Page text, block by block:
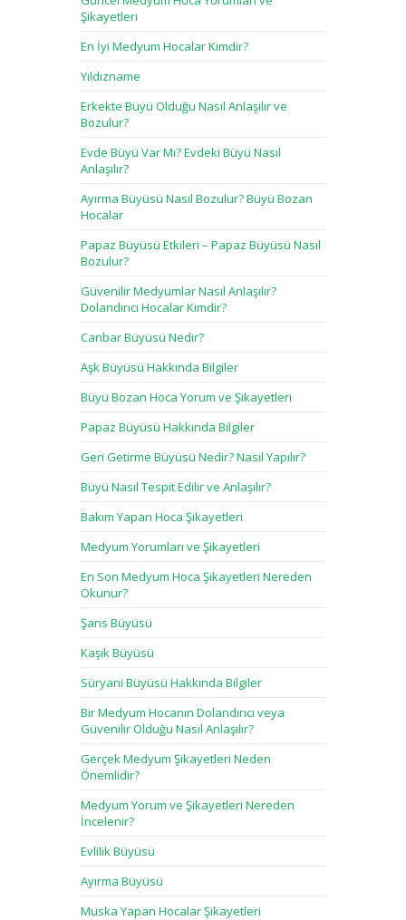
Şikayetleri
En İyi Medyum Hocalar Kimdir?
Yıldızname
Erkekte Büyü Olduğu Nasıl Anlaşılır ve
Bozulur?
Evde Büyü Var Mı? Evdeki Büyü Nasıl
Anlaşılır?
Ayırma Büyüsü Nasıl Bozulur? Büyü Bozan
Hocalar
Papaz Büyüsü Etkileri – Papaz Büyüsü Nasıl
Bozulur?
Güvenilir Medyumlar Nasıl Anlaşılır?
Dolandırıcı Hocalar Kimdir?
Canbar Büyüsü Nedir?
Aşk Büyüsü Hakkında Bilgiler
Büyü Bozan Hoca Yorum ve Şikayetleri
Papaz Büyüsü Hakkında Bilgiler
Geri Getirme Büyüsü Nedir? Nasıl Yapılır?
Büyü Nasıl Tespit Edilir ve Anlaşılır?
Bakım Yapan Hoca Şikayetleri
Medyum Yorumları ve Şikayetleri
En Son Medyum Hoca Şikayetleri Nereden
Okunur?
Şans Büyüsü
Kaşık Büyüsü
Süryani Büyüsü Hakkında Bilgiler
Bir Medyum Hocanın Dolandırıcı veya
Güvenilir Olduğu Nasıl Anlaşılır?
Gerçek Medyum Şikayetleri Neden
Önemlidir?
Medyum Yorum ve Şikayetleri Nereden
İncelenir?
Evlilik Büyüsü
Ayırma Büyüsü
Muska Yapan Hocalar Şikayetleri